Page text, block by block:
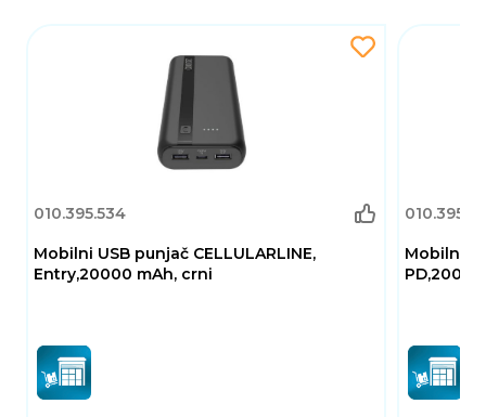
010.395.534
Mobilni USB punjač CELLULARLINE,
Entry,20000 mAh, crni
Mobilni